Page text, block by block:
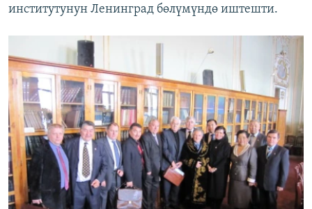
институтунун Ленинград бөлүмүндө иштешти.